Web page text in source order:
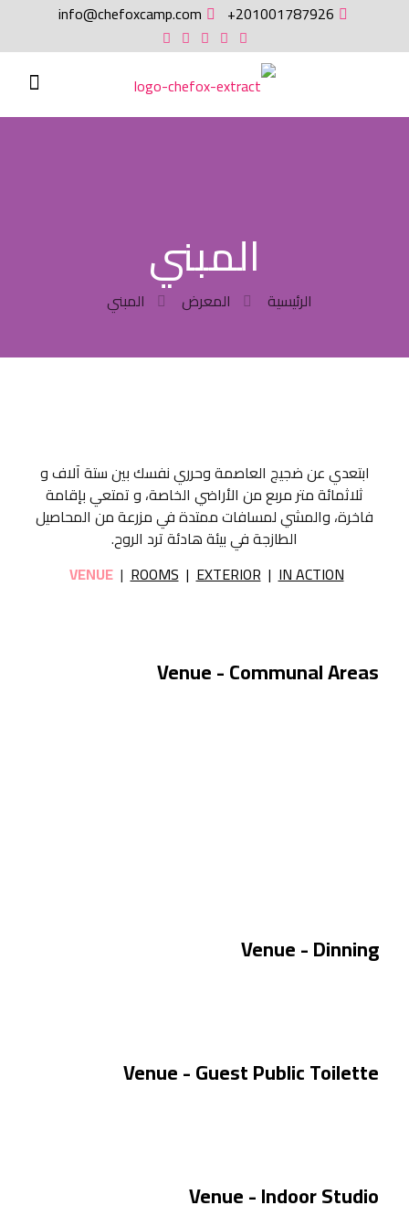
201001787926+
info@chefoxcamp.com
المبني
الرئيسية المعرض المبني
ابتعدي عن ضجيج العاصمة وحرري نفسك بين ستة آلاف و
ثلاثمائة متر مربع من الأراضي الخاصة، و تمتعي بإقامة
فاخرة، والمشي لمسافات ممتدة في مزرعة من المحاصيل
الطازجة في بيئة هادئة ترد الروح.
VENUE|ROOMS|EXTERIOR|IN ACTION
Venue - Communal Areas
Venue - Dinning
Venue - Guest Public Toilette
Venue - Indoor Studio